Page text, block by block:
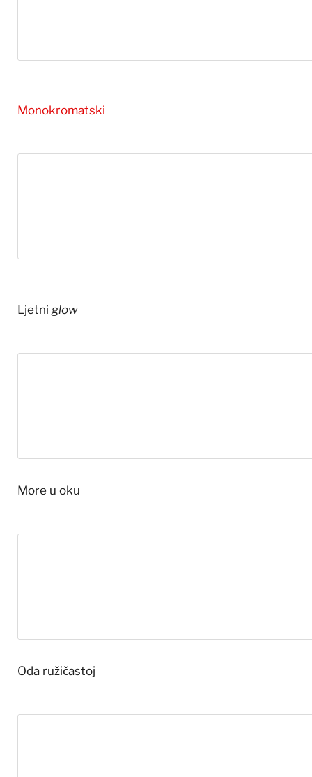
Monokromatski
Ljetni glow
More u oku
Oda ružičastoj